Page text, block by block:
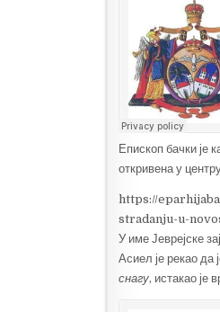
Епископ бачки је
откривена у
https://
stradanju-u-
У име Јеврејске
Асиел је рекао
снагу, истакао је